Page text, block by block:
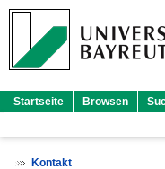
Startseite Browsen
Kontakt